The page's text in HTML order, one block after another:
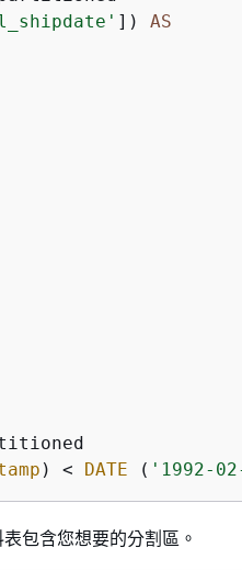
]) AS
) < DATE ( '1992-
包含您想要的分割區。